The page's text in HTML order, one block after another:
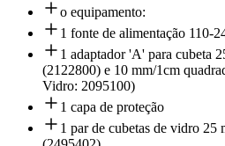
o equipamento:
1 fonte de alimentação 110-
1 adaptador 'A' para cubeta
(2122800) e 10 mm/1cm
Vidro: 2095100)
1 capa de proteção
1 par de cubetas de vidro 25